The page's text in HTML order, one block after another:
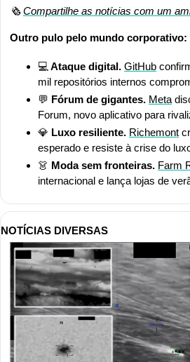
🗞️ Compartilhe as notícias com um
Outro pulo pelo mundo corporativo:
💻 Ataque digital. GitHub
mil repositórios internos
💬 Fórum de gigantes. Meta
Forum, novo aplicativo para
💎 Luxo resiliente. Richemont
esperado e resiste à crise do
👗 Moda sem fronteiras. Farm
internacional e lança lojas de
NOTÍCIAS DIVERSAS